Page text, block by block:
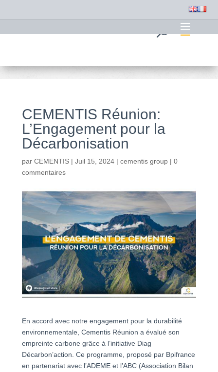
CEMENTIS Réunion:
L’Engagement pour la
Décarbonisation
par CEMENTIS| Juil 15, 2024| cementis group| 0
commentaires
En accord avec notre engagement pour la durabilité
environnementale, Cementis Réunion a évalué son
empreinte carbone grâce à l’initiative Diag
Décarbon’action. Ce programme, proposé par Bpifrance
en partenariat avec l’ADEME et l’ABC (Association Bilan